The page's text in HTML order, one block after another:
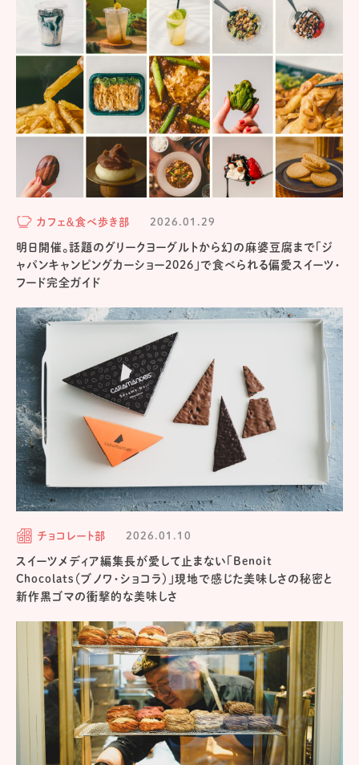
カフェ＆食べ歩き部 2026.01.29
明日開催。話題のグリークヨーグルトから幻の麻婆豆腐まで「ジ
ャパンキャンピングカーショー2026」で食べられる偏愛スイーツ・
フード完全ガイド
チョコレート部 2026.01.10
スイーツメディア編集長が愛して止まない「Benoit
Chocolats（ブノワ・ショコラ）」現地で感じた美味しさの秘密と
新作黒ゴマの衝撃的な美味しさ